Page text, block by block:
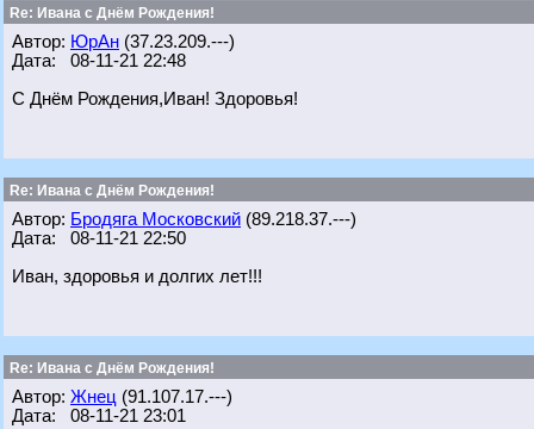
Re: Ивана с Днём Рождения!
Автор: ЮрАн (37.23.209.---)
Дата: 08-11-21 22:48
С Днём Рождения,Иван! Здоровья!
Re: Ивана с Днём Рождения!
Автор: Бродяга Московский (89.218.37.---)
Дата: 08-11-21 22:50
Иван, здоровья и долгих лет!!!
Re: Ивана с Днём Рождения!
Автор: Жнец (91.107.17.---)
Дата: 08-11-21 23:01